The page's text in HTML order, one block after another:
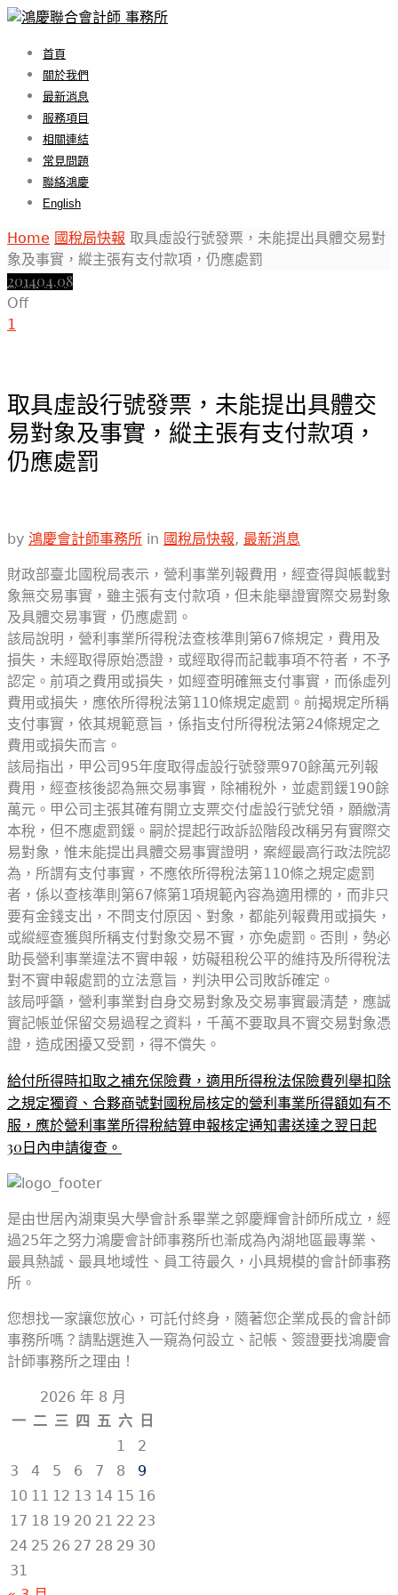
首頁
關於我們
最新消息
服務項目
相關連結
常見問題
聯絡鴻慶
English
Home 國稅局快報 取具虛設行號發票，未能提出具體交易對
象及事實，縱主張有支付款項，仍應處罰
201404.08
Off
1
取具虛設行號發票，未能提出具體交
易對象及事實，縱主張有支付款項，
仍應處罰
by 鴻慶會計師事務所 in 國稅局快報, 最新消息
財政部臺北國稅局表示，營利事業列報費用，經查得與帳載對
象無交易事實，雖主張有支付款項，但未能舉證實際交易對象
及具體交易事實，仍應處罰。
該局說明，營利事業所得稅法查核準則第67條規定，費用及
損失，未經取得原始憑證，或經取得而記載事項不符者，不予
認定。前項之費用或損失，如經查明確無支付事實，而係虛列
費用或損失，應依所得稅法第110條規定處罰。前揭規定所稱
支付事實，依其規範意旨，係指支付所得稅法第24條規定之
費用或損失而言。
該局指出，甲公司95年度取得虛設行號發票970餘萬元列報
費用，經查核後認為無交易事實，除補稅外，並處罰鍰190餘
萬元。甲公司主張其確有開立支票交付虛設行號兌領，願繳清
本稅，但不應處罰鍰。嗣於提起行政訴訟階段改稱另有實際交
易對象，惟未能提出具體交易事實證明，案經最高行政法院認
為，所謂有支付事實，不應依所得稅法第110條之規定處罰
者，係以查核準則第67條第1項規範內容為適用標的，而非只
要有金錢支出，不問支付原因、對象，都能列報費用或損失，
或縱經查獲與所稱支付對象交易不實，亦免處罰。否則，勢必
助長營利事業違法不實申報，妨礙租稅公平的維持及所得稅法
對不實申報處罰的立法意旨，判決甲公司敗訴確定。
該局呼籲，營利事業對自身交易對象及交易事實最清楚，應誠
實記帳並保留交易過程之資料，千萬不要取具不實交易對象憑
證，造成困擾又受罰，得不償失。
給付所得時扣取之補充保險費，適用所得稅法保險費列舉扣除
之規定獨資、合夥商號對國稅局核定的營利事業所得額如有不
服，應於營利事業所得稅結算申報核定通知書送達之翌日起
30日內申請復查。
是由世居內湖東吳大學會計系畢業之郭慶輝會計師所成立，經
過25年之努力鴻慶會計師事務所也漸成為內湖地區最專業、
最具熱誠、最具地域性、員工待最久，小具規模的會計師事務
所。
您想找一家讓您放心，可託付終身，隨著您企業成長的會計師
事務所嗎？請點選進入一窺為何設立、記帳、簽證要找鴻慶會
計師事務所之理由！
2026 年 8 月
一 二 三 四 五 六
日
1
2
3
4 5 6 7 8
9
10 11 12 13 14 15 16
17 18 19 20 21 22 23
24 25 26 27 28 29 30
31